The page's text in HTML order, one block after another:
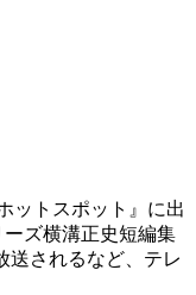
ットスポット』に出
ズ横溝正史短編集
送されるなど、テレ